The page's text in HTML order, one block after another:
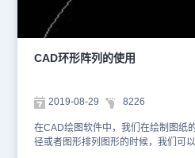
7、 选取项目总数为8个，点击确定按钮
后使用分解命令（X）将图形打散，
令，去掉多余的线段，即可在CAD中绘制得到下
制图形巧用教程就介绍到这里，如果
面，在浩辰新版本软件里命令是
CAD环形阵列的使用
2019-08-29 8226
在CAD绘图软件中，我们在绘制图纸
径或者图形排列图形的时候，我们可